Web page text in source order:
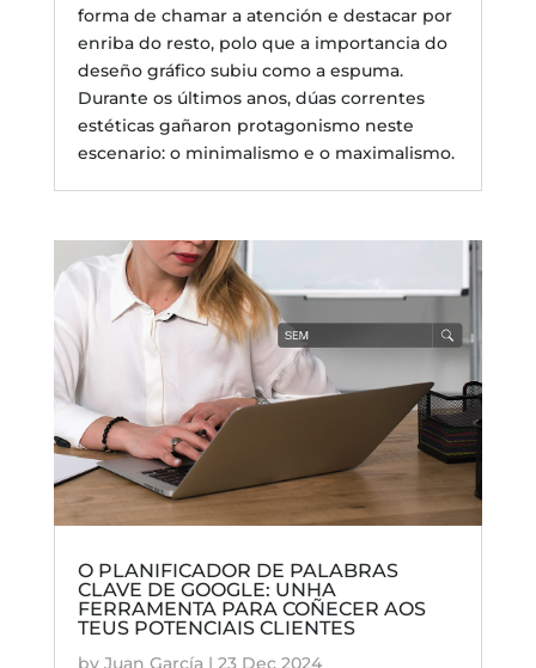
forma de chamar a atención e destacar por
enriba do resto, polo que a importancia do
deseño gráfico subiu como a espuma.
Durante os últimos anos, dúas correntes
estéticas gañaron protagonismo neste
escenario: o minimalismo e o maximalismo.
O PLANIFICADOR DE PALABRAS
CLAVE DE GOOGLE: UNHA
FERRAMENTA PARA COÑECER AOS
TEUS POTENCIAIS CLIENTES
by Juan García | 23 Dec 2024